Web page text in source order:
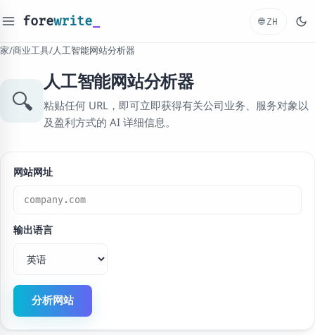
forewrite 🌐 ZH
家/商业工具/人工智能网站分析器
🔍
人工智能网站分析器
粘贴任何 URL，即可立即获得有关公司业务、服务对象以
及盈利方式的 AI 详细信息。
网站网址
输出语言
分析网站